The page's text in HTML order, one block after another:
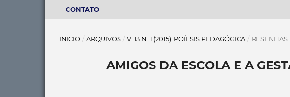
CONTATO
INÍCIO / ARQUIVOS / V. 13 N. 1 (2015): POÍESIS PEDAGÓGICA / RESENHAS
AMIGOS DA ESCOLA E A